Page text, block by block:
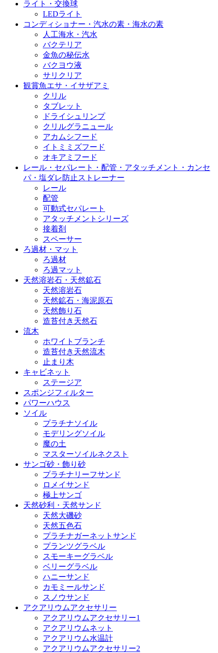
ライト・交換球
LEDライト
コンディショナー・汽水の素・海水の素
人工海水・汽水
バクテリア
金魚の秘伝水
バクヨウ液
サリクリア
観賞魚エサ・イサザアミ
クリル
タブレット
ドライシュリンプ
クリルグラニュール
アカムシフード
イトミミズフード
オキアミフード
レール・セパレート・配管・アタッチメント・カンセ
パ・塩ダレ防止ストレーナー
レール
配管
可動式セパレート
アタッチメントシリーズ
接着剤
スペーサー
ろ過材・マット
ろ過材
ろ過マット
天然溶岩石・天然鉱石
天然溶岩石
天然鉱石・海泥原石
天然飾り石
造苔付き天然石
流木
ホワイトブランチ
造苔付き天然流木
止まり木
キャビネット
ステージア
スポンジフィルター
パワーハウス
ソイル
プラチナソイル
モデリングソイル
魔の土
マスターソイルネクスト
サンゴ砂・飾り砂
プラチナリーフサンド
ロメイサンド
極上サンゴ
天然砂利・天然サンド
天然大磯砂
天然五色石
プラチナガーネットサンド
プランツグラベル
スモーキーグラベル
ベリーグラベル
ハニーサンド
カモミールサンド
スノウサンド
アクアリウムアクセサリー
アクアリウムアクセサリー1
アクアリウムネット
アクアリウム水温計
アクアリウムアクセサリー2